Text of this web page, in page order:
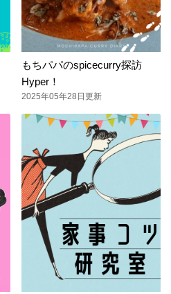
もちパパのspicecurry探訪
Hyper！
2025年05年28日更新